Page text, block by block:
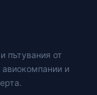
пътувания от
и